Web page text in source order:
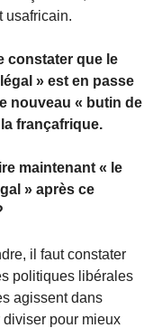
usafricain.
constater que le
» est en passe
nouveau « butin de
françafrique.
maintenant « le
» après ce
il faut constater
politiques libérales
agissent dans
diviser pour mieux